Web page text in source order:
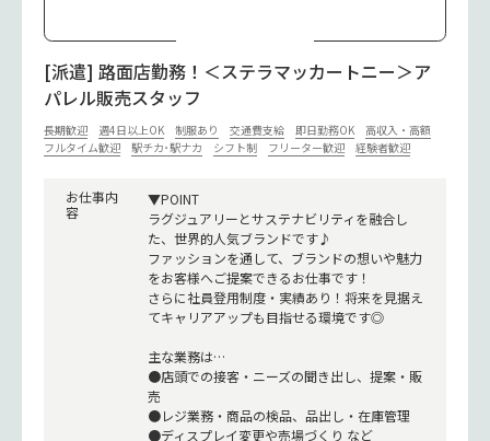
[派遣] 路面店勤務！＜ステラマッカートニー＞ア
パレル販売スタッフ
長期歓迎 週4日以上OK 制服あり 交通費支給 即日勤務OK
高収入・高額
フルタイム歓迎
駅チカ･駅ナカ シフト制 フリーター歓迎 経験者歓迎
お仕事内
容
▼POINT
ラグジュアリーとサステナビリティを融合し
た、世界的人気ブランドです♪
ファッションを通して、ブランドの想いや魅力
をお客様へご提案できるお仕事です！
さらに社員登用制度・実績あり！将来を見据え
てキャリアアップも目指せる環境です◎
主な業務は…
●店頭での接客・ニーズの聞き出し、提案・販
売
●レジ業務・商品の検品、品出し・在庫管理
●ディスプレイ変更や売場づくり など